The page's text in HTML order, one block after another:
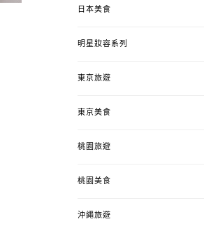
日本美食
明星妝容系列
東京旅遊
東京美食
桃園旅遊
桃園美食
沖繩旅遊